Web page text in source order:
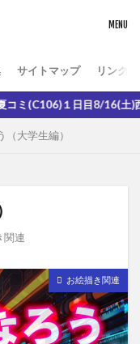
サイトマップ リンク
)西２ホール“く”-02abに
大学生編）
関連
お絵描き関連